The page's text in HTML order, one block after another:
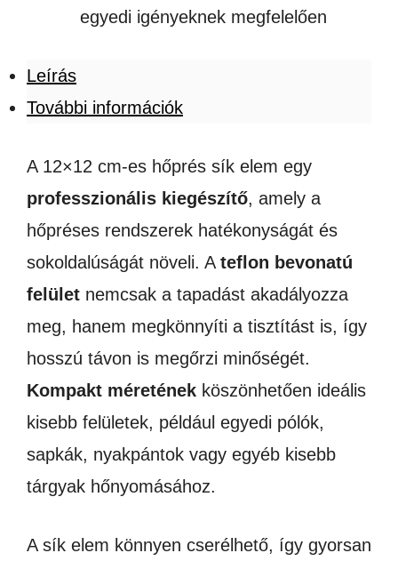
egyedi igényeknek megfelelően
Leírás
További információk
A 12×12 cm-es hőprés sík elem egy
professzionális kiegészítő, amely a
hőpréses rendszerek hatékonyságát és
sokoldalúságát növeli. A teflon bevonatú
felület nemcsak a tapadást akadályozza
meg, hanem megkönnyíti a tisztítást is, így
hosszú távon is megőrzi minőségét.
Kompakt méretének köszönhetően ideális
kisebb felületek, például egyedi pólók,
sapkák, nyakpántok vagy egyéb kisebb
tárgyak hőnyomásához.
A sík elem könnyen cserélhető, így gyorsan